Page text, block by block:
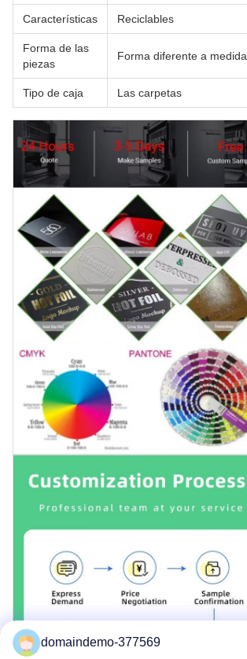
Características Reciclables
Forma de las
piezas
Forma diferente a medida
Tipo de caja Las carpetas
domaindemo-377569